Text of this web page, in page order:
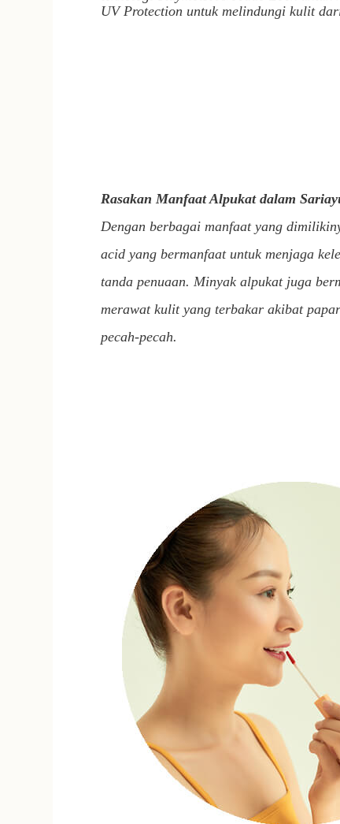
UV Protection untuk melindungi kulit
Rasakan Manfaat Alpukat dalam
Dengan berbagai manfaat yang
acidyang bermanfaat untuk menjaga
tanda penuaan. Minyak alpukat juga
merawat kulit yang terbakar akibat
pecah-pecah.